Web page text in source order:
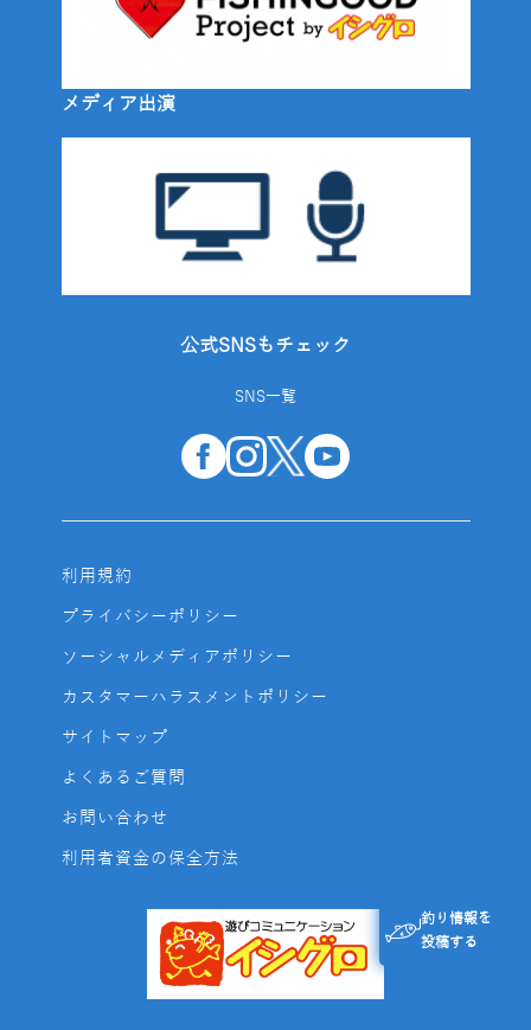
釣り情報を
投稿する
メディア出演
公式SNSもチェック
SNS一覧
利用規約
プライバシーポリシー
ソーシャルメディアポリシー
カスタマーハラスメントポリシー
サイトマップ
よくあるご質問
お問い合わせ
利用者資金の保全方法